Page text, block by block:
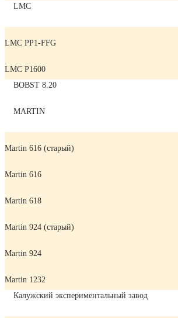
LMC
LMC PP1-FFG
LMC P1600
BOBST 8.20
MARTIN
Martin 616 (старый)
Martin 616
Martin 618
Martin 924 (старый)
Martin 924
Martin 1232
Калужский экспериментальный завод